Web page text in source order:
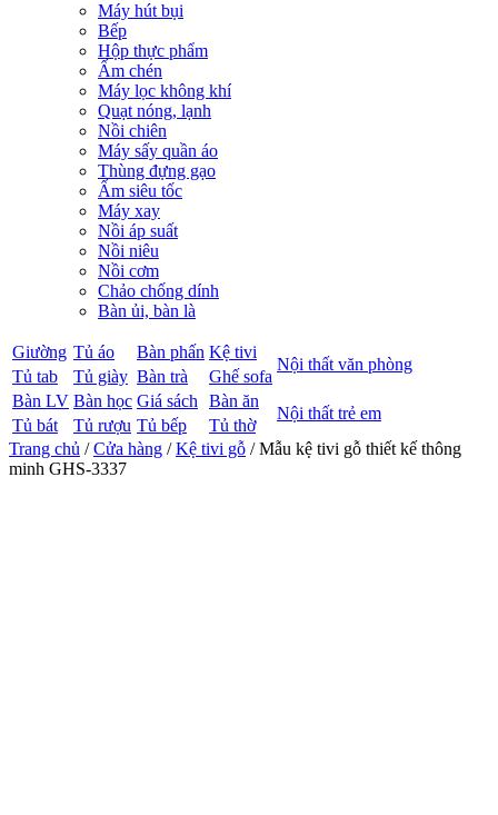
Máy hút bụi
Bếp
Hộp thực phẩm
Ấm chén
Máy lọc không khí
Quạt nóng, lạnh
Nồi chiên
Máy sấy quần áo
Thùng đựng gạo
Ấm siêu tốc
Máy xay
Nồi áp suất
Nồi niêu
Nồi cơm
Chảo chống dính
Bàn ủi, bàn là
Giường Tủ áo Bàn phấn Kệ tivi
Nội thất văn phòng
Tủ tab Tủ giày Bàn trà
Ghế sofa
Bàn LV Bàn học Giá sách Bàn ăn
Nội thất trẻ em
Tủ bát Tủ rượu Tủ bếp
Tủ thờ
Trang chủ /Cửa hàng /Kệ tivi gỗ / Mẫu kệ tivi gỗ thiết kế thông
minh GHS-3337